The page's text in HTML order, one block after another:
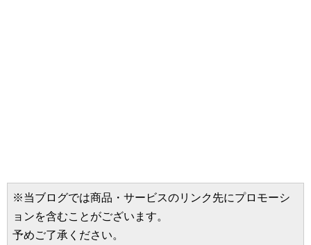
※当ブログでは商品・サービスのリンク先にプロモーシ
ョンを含むことがございます。
予めご了承ください。